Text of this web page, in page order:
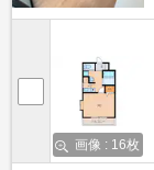
画像 : 16枚